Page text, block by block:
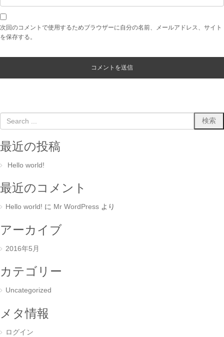
次回のコメントで使用するためブラウザーに自分の名前、メールアドレス、サイト
を保存する。
最近の投稿
Hello world!
最近のコメント
Hello world! に Mr WordPress より
アーカイブ
2016年5月
カテゴリー
Uncategorized
メタ情報
ログイン